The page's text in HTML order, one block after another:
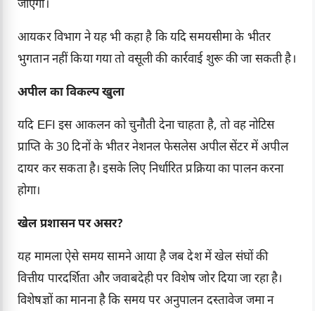
जाएगा।
आयकर विभाग ने यह भी कहा है कि यदि समयसीमा के भीतर
भुगतान नहीं किया गया तो वसूली की कार्रवाई शुरू की जा सकती है।
अपील का विकल्प खुला
यदि EFI इस आकलन को चुनौती देना चाहता है, तो वह नोटिस
प्राप्ति के 30 दिनों के भीतर नेशनल फेसलेस अपील सेंटर में अपील
दायर कर सकता है। इसके लिए निर्धारित प्रक्रिया का पालन करना
होगा।
खेल प्रशासन पर असर?
यह मामला ऐसे समय सामने आया है जब देश में खेल संघों की
वित्तीय पारदर्शिता और जवाबदेही पर विशेष जोर दिया जा रहा है।
विशेषज्ञों का मानना है कि समय पर अनुपालन दस्तावेज जमा न